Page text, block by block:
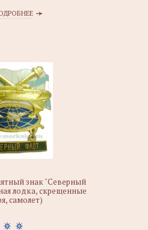
знак "Северный
лодка, скрещенные
самолет)